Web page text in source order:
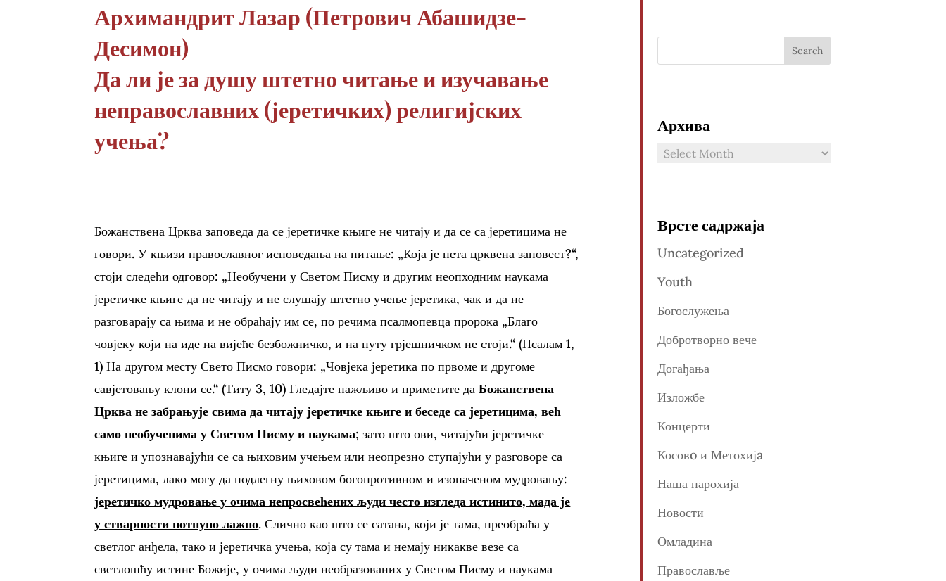
Архимандрит Лазар (Петрович Абашидзе-
Десимон)
Да ли је за душу штетно читање и изучавање
неправославних (јеретичких) религијских
учења?
Божанствена Црква заповеда да се јеретичке књиге не читају и да се са јеретицима не
говори. У књизи православног исповедања на питање: „Која је пета црквена заповест?“,
стоји следећи одговор: „Необучени у Светом Писму и другим неопходним наукама
јеретичке књиге да не читају и не слушају штетно учење јеретика, чак и да не
разговарају са њима и не обраћају им се, по речима псалмопевца пророка „Благо
човјеку који на иде на вијеће безбожничко, и на путу грјешничком не стоји.“ (Псалам 1,
1) На другом месту Свето Писмо говори: „Човјека јеретика по првоме и другоме
савјетовању клони се.“ (Титу 3, 10) Гледајте пажљиво и приметите даБожанствена
Црква не забрањује свима да читају јеретичке књиге и беседе са јеретицима, већ
само необученима у Светом Писму и наукама; зато што ови, читајући јеретичке
књиге и упознавајући се са њиховим учењем или неопрезно ступајући у разговоре са
јеретицима, лако могу да подлегну њиховом богопротивном и изопаченом мудровању:
јеретичко мудровање у очима непросвећених људи често изгледа истинито, мада је
у стварности потпуно лажно. Слично као што се сатана, који је тама, преобраћа у
светлог анђела, тако и јеретичка учења, која су тама и немају никакве везе са
светлошћу истине Божије, у очима људи необразованих у Светом Писму и наукама
Архива
Архива
Врсте садржаја
Uncategorized
Youth
Богослужења
Добротворно вече
Догађања
Изложбе
Концерти
Косовo и Метохијa
Наша парохија
Новости
Омладина
Православље